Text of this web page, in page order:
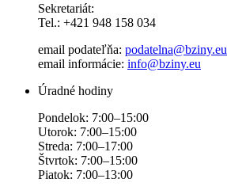
Sekretariát:
Tel.: +421 948 158 034
email podateľňa: podatelna@bziny.eu
email informácie: info@bziny.eu
Úradné hodiny
Pondelok: 7:00–15:00
Utorok: 7:00–15:00
Streda: 7:00–17:00
Štvrtok: 7:00–15:00
Piatok: 7:00–13:00